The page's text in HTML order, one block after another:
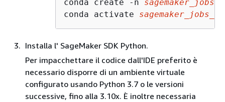
conda create -n
conda activate
Installa l' SageMaker SDK Python.
Per impacchettare il codice dall'IDE preferito è
necessario disporre di un ambiente virtuale
configurato usando Python 3.7 o le versioni
successive, fino alla 3.10x. È inoltre necessaria